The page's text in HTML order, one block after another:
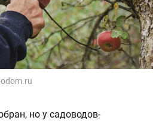
но у садоводов-